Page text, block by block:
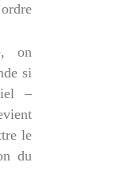
on
si
–
le
du